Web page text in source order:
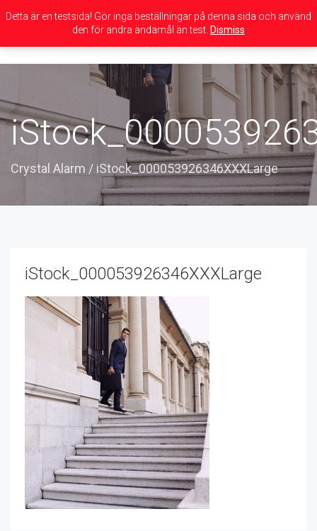
navigation
Crystal Alarm / iStock_000053926346XXXLarge
iStock_000053926346XXXLarge
Detta är en testsida! Gör inga beställningar på denna sida och använd
den för andra ändamål än test. Dismiss